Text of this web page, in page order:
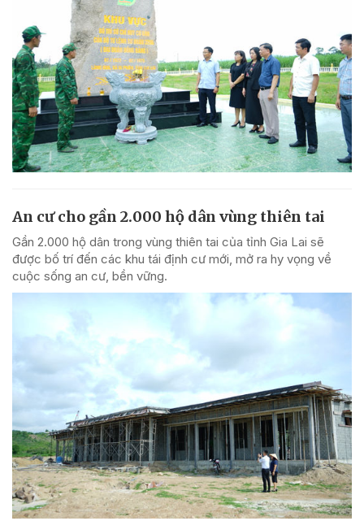
An cư cho gần 2.000 hộ dân vùng thiên tai
Gần 2.000 hộ dân trong vùng thiên tai của tỉnh Gia Lai sẽ
được bố trí đến các khu tái định cư mới, mở ra hy vọng về
cuộc sống an cư, bền vững.